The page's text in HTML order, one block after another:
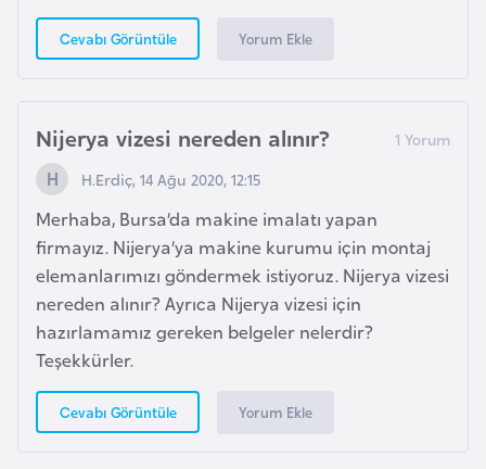
Cevabı Görüntüle Yorum Ekle
Nijerya vizesi nereden alınır?
H.Erdiç, 14 Ağu 2020, 12:15
Merhaba, Bursa’da makine imalatı yapan
firmayız. Nijerya’ya makine kurumu için montaj
elemanlarımızı göndermek istiyoruz. Nijerya vizesi
nereden alınır? Ayrıca Nijerya vizesi için
hazırlamamız gereken belgeler nelerdir?
Teşekkürler.
Cevabı Görüntüle Yorum Ekle
G
b
o
n
G
a
m
b
i
y
a
G
a